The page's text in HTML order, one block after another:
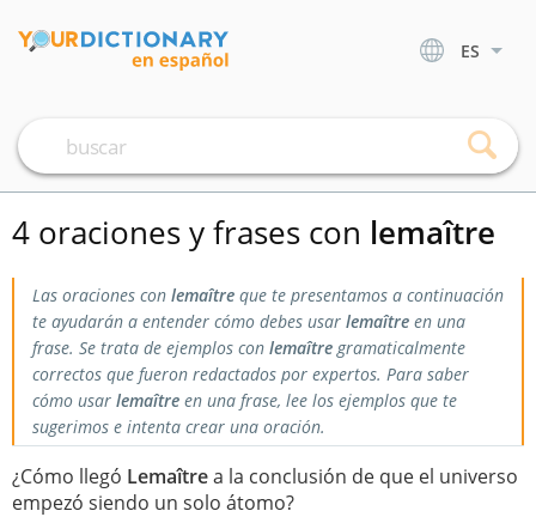
ES
4 oraciones y frases con lemaître
Las oraciones con lemaître que te presentamos a continuación
te ayudarán a entender cómo debes usar lemaître en una
frase. Se trata de ejemplos con lemaîtregramaticalmente
correctos que fueron redactados por expertos. Para saber
cómo usar lemaître en una frase, lee los ejemplos que te
sugerimos e intenta crear una oración.
¿Cómo llegó Lemaîtrea la conclusión de que el universo
empezó siendo un solo átomo?